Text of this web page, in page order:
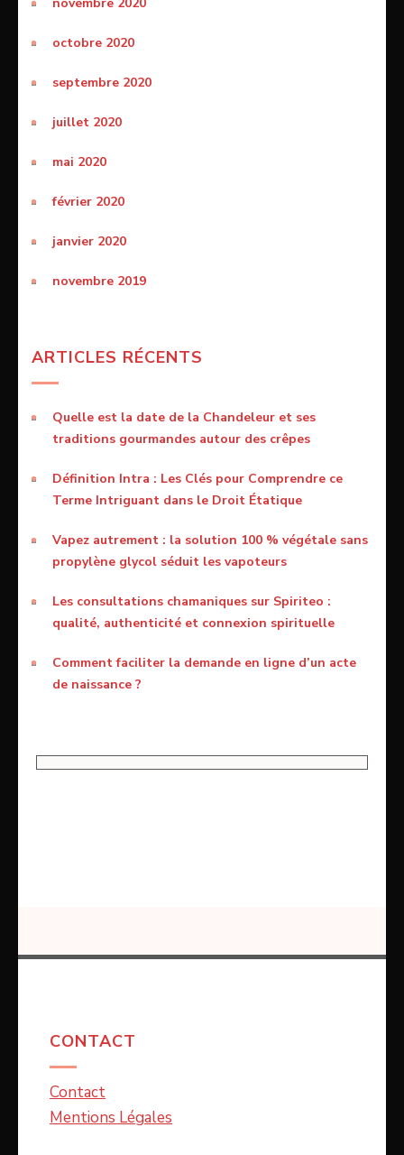
octobre 2020
septembre 2020
juillet 2020
mai 2020
février 2020
janvier 2020
novembre 2019
ARTICLES RÉCENTS
Quelle est la date de la Chandeleur et ses
traditions gourmandes autour des crêpes
Définition Intra : Les Clés pour Comprendre ce
Terme Intriguant dans le Droit Étatique
Vapez autrement : la solution 100 % végétale sans
propylène glycol séduit les vapoteurs
Les consultations chamaniques sur Spiriteo :
qualité, authenticité et connexion spirituelle
Comment faciliter la demande en ligne d’un acte
de naissance ?
CONTACT
Contact
Mentions Légales